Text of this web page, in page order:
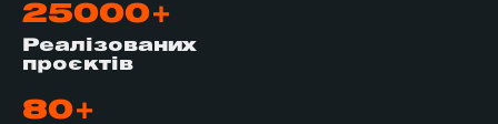
25000+
Реалізованих
проєктів
80+